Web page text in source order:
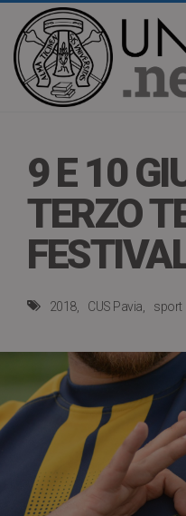
9 E 10
TERZO
2018 CUS Pavia sport